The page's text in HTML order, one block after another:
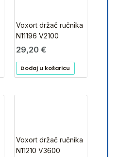
Voxort držač ručnika
N11196 V2100
29,20 €
Dodaj u košaricu
Voxort držač ručnika
N11210 V3600